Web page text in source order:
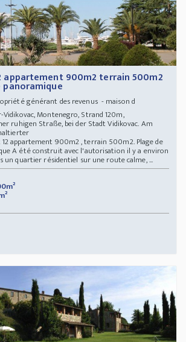
appartement 900m2 terrain 500m2
panoramique
générant des revenus - maison d
Montenegro, Strand 120m,
ruhigen Straße, bei der Stadt Vidikovac. Am
appartement 900m2 , terrain 500m2. Plage de
A été construit avec l'autorisation il y a environ
un quartier résidentiel sur une route calme, ...